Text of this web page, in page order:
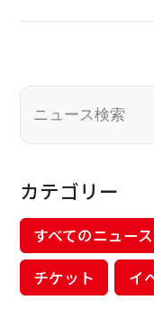
カテゴリー
すべてのニュース
チケット
イ